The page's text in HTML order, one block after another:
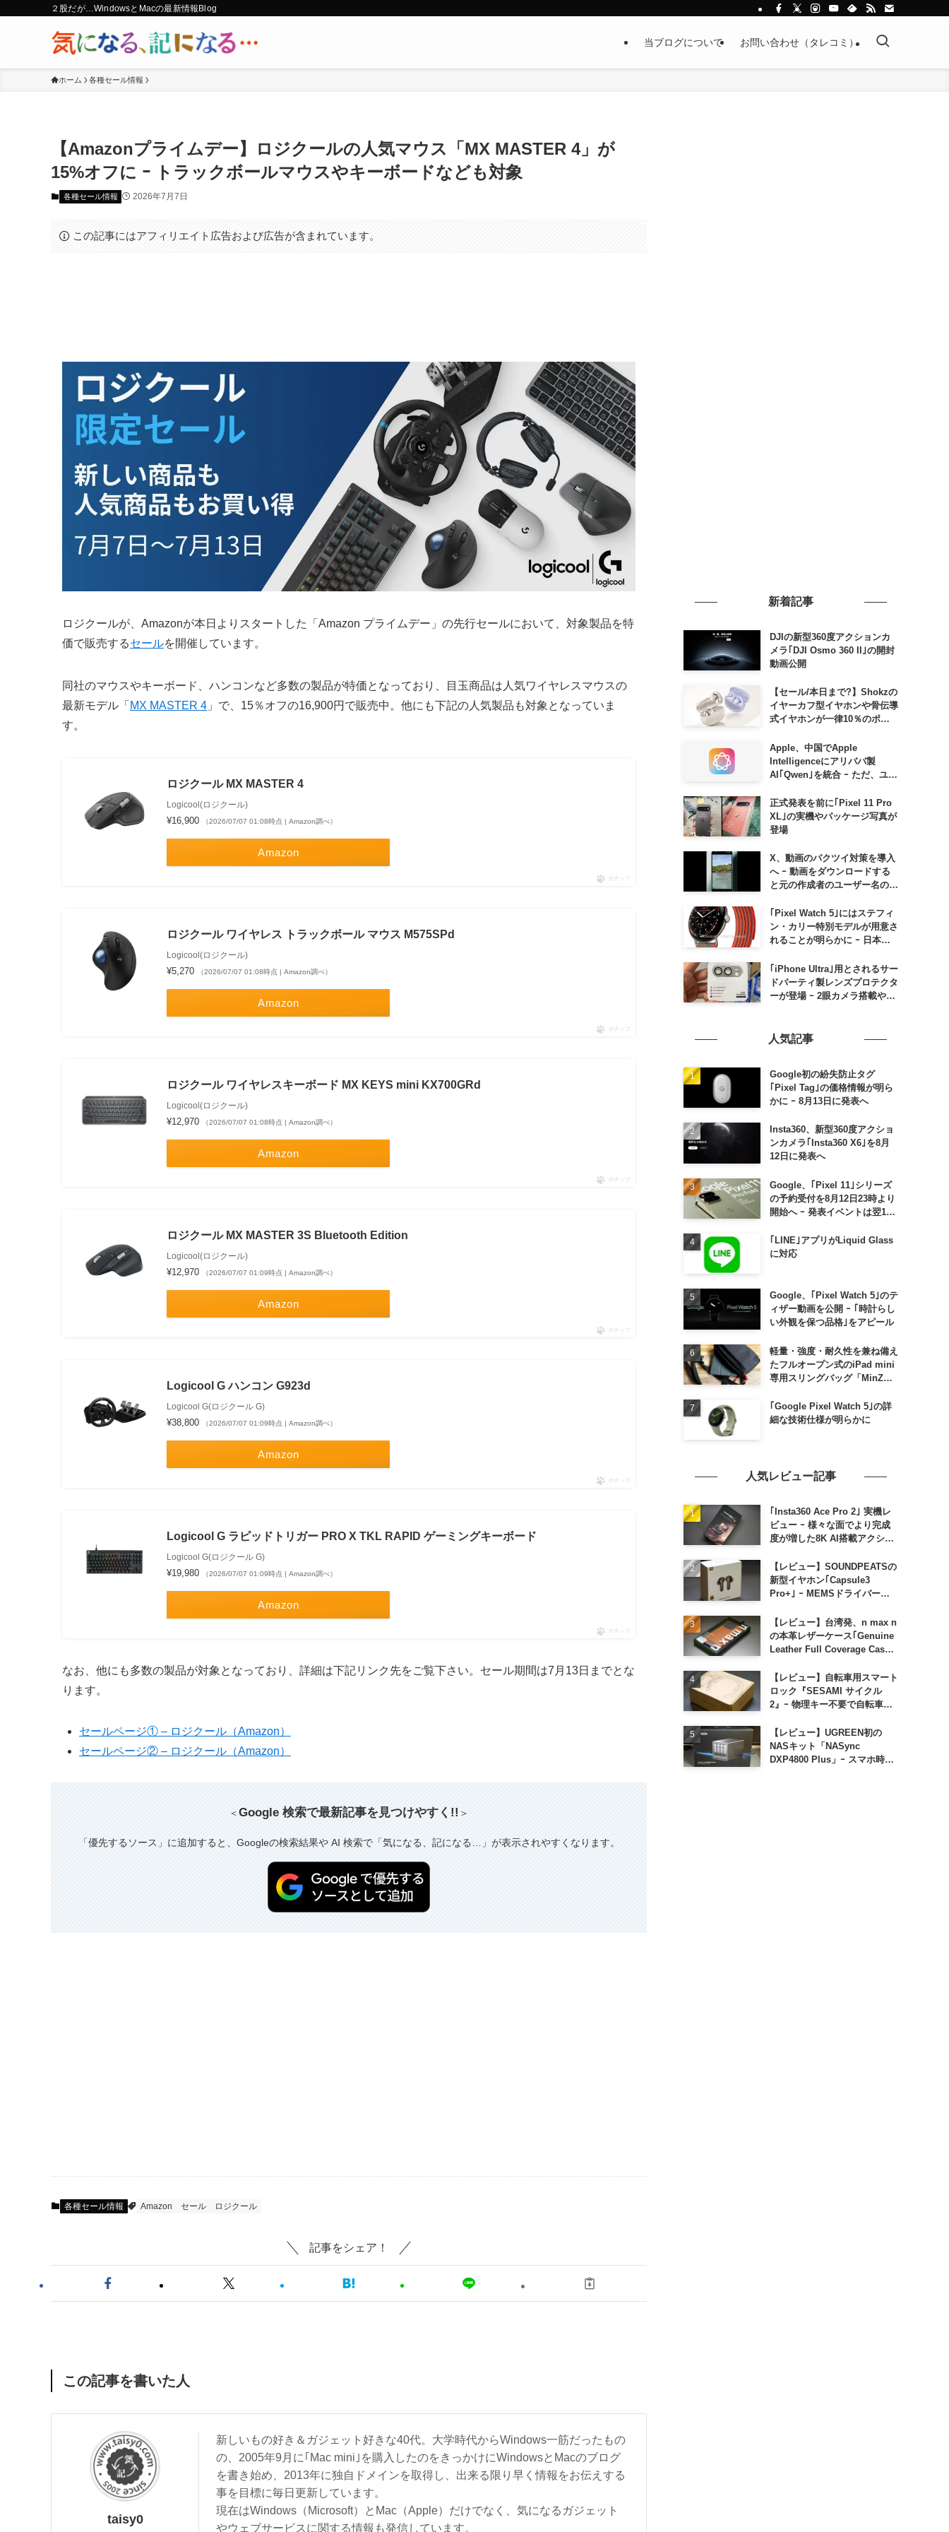
２股だが…WindowsとMacの最新情報Blog
当ブログについて お問い合わせ（タレコミ）
ホーム 各種セール情報
【Amazonプライムデー】ロジクールの人気マウス「MX MASTER 4」が
15%オフに ｰ トラックボールマウスやキーボードなども対象
各種セール情報 2026年7月7日
この記事にはアフィリエイト広告および広告が含まれています。
ロジクールが、Amazonが本日よりスタートした「Amazon プライムデー」の先行セールにおいて、対象製品を特
価で販売するセールを開催しています。
同社のマウスやキーボード、ハンコンなど多数の製品が特価となっており、目玉商品は人気ワイヤレスマウスの
最新モデル「 MX MASTER 4 」で、15％オフの16,900円で販売中。他にも下記の人気製品も対象となっていま
す。
ロジクール MX MASTER 4
Logicool(ロジクール)
¥16,900 （2026/07/07 01:08時点 | Amazon調べ）
Amazon
ポチップ
ロジクール ワイヤレス トラックボール マウス M575SPd
Logicool(ロジクール)
¥5,270 （2026/07/07 01:08時点 | Amazon調べ）
Amazon
ポチップ
ロジクール ワイヤレスキーボード MX KEYS mini KX700GRd
Logicool(ロジクール)
¥12,970 （2026/07/07 01:08時点 | Amazon調べ）
Amazon
ポチップ
ロジクール MX MASTER 3S Bluetooth Edition
Logicool(ロジクール)
¥12,970 （2026/07/07 01:09時点 | Amazon調べ）
Amazon
ポチップ
Logicool G ハンコン G923d
Logicool G(ロジクール G)
¥38,800 （2026/07/07 01:09時点 | Amazon調べ）
Amazon
ポチップ
Logicool G ラピッドトリガー PRO X TKL RAPID ゲーミングキーボード
Logicool G(ロジクール G)
¥19,980 （2026/07/07 01:09時点 | Amazon調べ）
Amazon
ポチップ
なお、他にも多数の製品が対象となっており、詳細は下記リンク先をご覧下さい。セール期間は7月13日までとな
ります。
セールページ① – ロジクール（Amazon）
セールページ② – ロジクール（Amazon）
＜Google 検索で最新記事を見つけやすく!! ＞
「優先するソース」に追加すると、Googleの検索結果や AI 検索で「気になる、記になる…」が表示されやすくなります。
各種セール情報 Amazon セール ロジクール
記事をシェア！
この記事を書いた人
taisy0
新しいもの好き＆ガジェット好きな40代。大学時代からWindows一筋だったもの
の、2005年9月に｢Mac mini｣を購入したのをきっかけにWindowsとMacのブログ
を書き始め、2013年に独自ドメインを取得し、出来る限り早く情報をお伝えする
事を目標に毎日更新しています。
現在はWindows（Microsoft）とMac（Apple）だけでなく、気になるガジェット
やウェブサービスに関する情報も発信しています。
新着記事
DJIの新型360度アクションカ
メラ｢DJI Osmo 360 II｣の開封
動画公開
【セール/本日まで?】Shokzの
イヤーカフ型イヤホンや骨伝導
式イヤホンが一律10％のポイ
Apple、中国でApple
Intelligenceにアリババ製
AI｢Qwen｣を統合 ｰ ただ、ユー
正式発表を前に｢Pixel 11 Pro
XL｣の実機やパッケージ写真が
登場
X、動画のパクツイ対策を導入
へ ｰ 動画をダウンロードする
と元の作成者のユーザー名の透
｢Pixel Watch 5｣にはステフィ
ン・カリー特別モデルが用意さ
れることが明らかに ｰ 日本で
う｢iPhone Ultra｣用とされるサー
ドパーティ製レンズプロテクタ
ーが登場 ｰ 2眼カメラ搭載や一
人気記事
Google初の紛失防止タグ
｢Pixel Tag｣の価格情報が明ら
かに ｰ 8月13日に発表へ
Insta360、新型360度アクショ
ンカメラ｢Insta360 X6｣を8月
12日に発表へ
Google、｢Pixel 11｣シリーズ
の予約受付を8月12日23時より
開始へ ｰ 発表イベントは翌13
｢LINE｣アプリがLiquid Glass
に対応
Google、｢Pixel Watch 5｣のテ
ィザー動画を公開 ｰ ｢時計らし
い外観を保つ品格｣をアピール
軽量・強度・耐久性を兼ね備え
たフルオープン式のiPad mini
専用スリングバッグ「MinZ
発売
｢Google Pixel Watch 5｣の詳
細な技術仕様が明らかに
人気レビュー記事
｢Insta360 Ace Pro 2｣ 実機レ
ビュー ｰ 様々な面でより完成
度が増した8K AI搭載アクショ
【レビュー】SOUNDPEATSの
新型イヤホン｢Capsule3
Pro+｣ ｰ MEMSドライバー搭
【レビュー】台湾発、n max n
の本革レザーケース｢Genuine
Leather Full Coverage Case
【レビュー】自転車用スマート
ロック『SESAMI サイクル
2』ｰ 物理キー不要で自転車の
【レビュー】UGREEN初の
NASキット「NASync
DXP4800 Plus」ｰ スマホ時代